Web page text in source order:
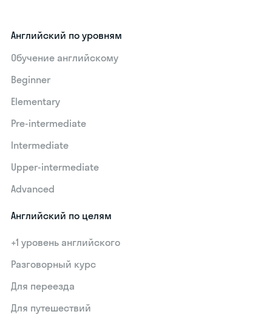
Английский по уровням
Обучение английскому
Beginner
Elementary
Pre-intermediate
Intermediate
Upper-intermediate
Advanced
Английский по целям
+1 уровень английского
Разговорный курс
Для переезда
Для путешествий